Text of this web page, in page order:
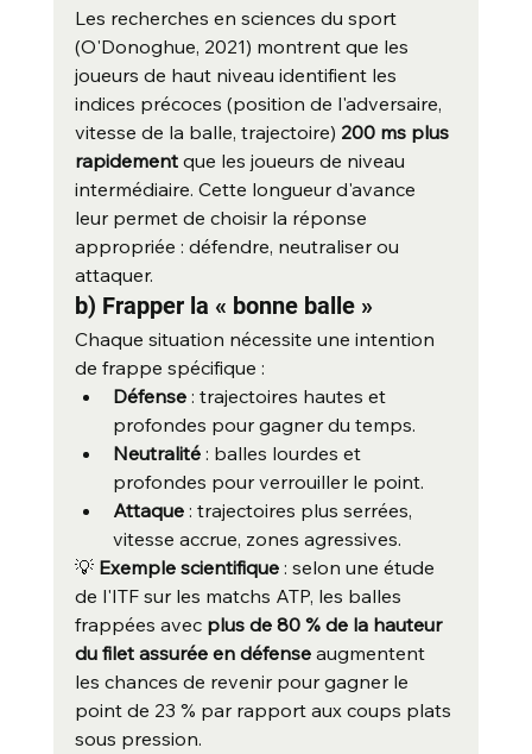
Les recherches en sciences du sport
(O'Donoghue, 2021) montrent que les
joueurs de haut niveau identifient les
indices précoces (position de l'adversaire,
vitesse de la balle, trajectoire) 200 ms plus
rapidement que les joueurs de niveau
intermédiaire. Cette longueur d'avance
leur permet de choisir la réponse
appropriée : défendre, neutraliser ou
attaquer.
b) Frapper la « bonne balle »
Chaque situation nécessite une intention
de frappe spécifique :
Défense : trajectoires hautes et
profondes pour gagner du temps.
Neutralité : balles lourdes et
profondes pour verrouiller le point.
Attaque : trajectoires plus serrées,
vitesse accrue, zones agressives.
💡 Exemple scientifique : selon une étude
de l'ITF sur les matchs ATP, les balles
frappées avec plus de 80 % de la hauteur
du filet assurée en défense augmentent
les chances de revenir pour gagner le
point de 23 % par rapport aux coups plats
sous pression.